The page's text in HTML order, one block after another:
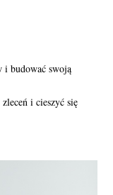
i budować swoją
i cieszyć się